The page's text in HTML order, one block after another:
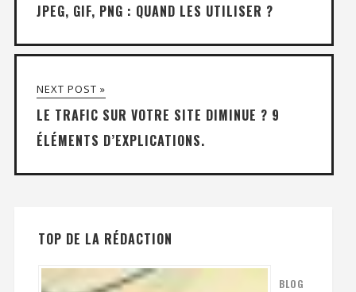
JPEG, GIF, PNG : QUAND LES UTILISER ?
NEXT POST »
LE TRAFIC SUR VOTRE SITE DIMINUE ? 9
ÉLÉMENTS D’EXPLICATIONS.
TOP DE LA RÉDACTION
BLOG